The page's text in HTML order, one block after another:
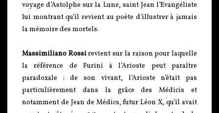
voyage d’Astolphe sur la Lune, saint Jean l’Evangéliste
lui montrant qu’il revient au poète d’illustrer à jamais
la mémoire des mortels.
Massimiliano Rossirevient sur la raison pour laquelle
la référence de Furini à l’Arioste peut paraître
paradoxale : de son vivant, l’Arioste n’était pas
particulièrement dans la grâce des Médicis et
notamment de Jean de Médics, futur Léon X, qu’il avait